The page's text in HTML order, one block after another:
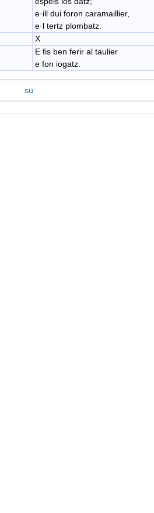
​e·ill dui foron caramaillier,
e·l tertz plombatz.
X
E fis ben ferir al taulier
​e fon iogatz.
su